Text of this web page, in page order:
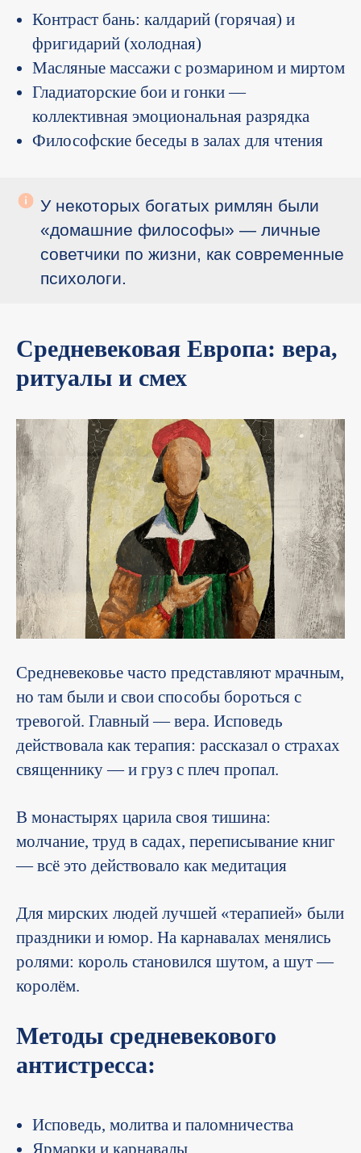
Контраст бань: калдарий (горячая) и
фригидарий (холодная)
Масляные массажи с розмарином и миртом
Гладиаторские бои и гонки —
коллективная эмоциональная разрядка
Философские беседы в залах для чтения
У некоторых богатых римлян были
«домашние философы» — личные
советчики по жизни, как современные
психологи.
Средневековая Европа: вера,
ритуалы и смех
Средневековье часто представляют мрачным,
но там были и свои способы бороться с
тревогой. Главный — вера. Исповедь
действовала как терапия: рассказал о страхах
священнику — и груз с плеч пропал.
В монастырях царила своя тишина:
молчание, труд в садах, переписывание книг
— всё это действовало как медитация
Для мирских людей лучшей «терапией» были
праздники и юмор. На карнавалах менялись
ролями: король становился шутом, а шут —
королём.
Методы средневекового
антистресса:
Исповедь, молитва и паломничества
Ярмарки и карнавалы